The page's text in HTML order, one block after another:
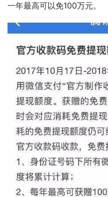
一年最高可以免100万元。